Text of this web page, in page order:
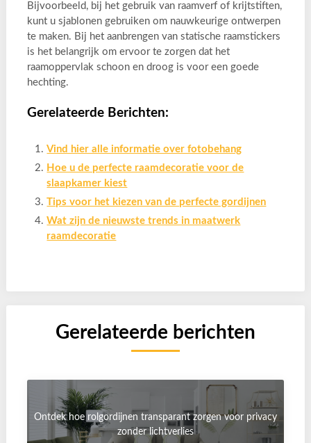
Bijvoorbeeld, bij het gebruik van raamverf of krijtstiften,
kunt u sjablonen gebruiken om nauwkeurige ontwerpen
te maken. Bij het aanbrengen van statische raamstickers
is het belangrijk om ervoor te zorgen dat het
raamoppervlak schoon en droog is voor een goede
hechting.
Gerelateerde Berichten:
Vind hier alle informatie over fotobehang
Hoe u de perfecte raamdecoratie voor de
slaapkamer kiest
Tips voor het kiezen van de perfecte gordijnen
Wat zijn de nieuwste trends in maatwerk
raamdecoratie
Gerelateerde berichten
Ontdek hoe rolgordijnen transparant zorgen voor privacy
zonder lichtverlies